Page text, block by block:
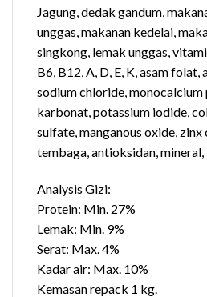
Jagung, dedak gandum,
unggas, makanan kedelai,
singkong, lemak unggas,
B6, B12, A, D, E, K, asam
sodium chloride, monocalcium
karbonat, potassium iodide,
sulfate, manganous oxide,
tembaga, antioksidan,
Analysis Gizi:
Protein: Min. 27%
Lemak: Min. 9%
Serat: Max. 4%
Kadar air: Max. 10%
Kemasan repack 1 kg.